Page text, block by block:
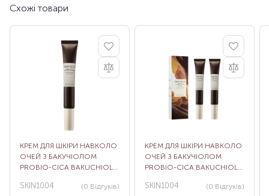
Схожі товари
КРЕМ ДЛЯ ШКІРИ НАВКОЛО
ОЧЕЙ З БАКУЧІОЛОМ
PROBIO-CICA BAKUCHIOL
SKIN1004 (0 Відгуків)
КРЕМ ДЛЯ ШКІРИ НАВКОЛО
ОЧЕЙ З БАКУЧІОЛОМ
PROBIO-CICA BAKUCHIOL
SKIN1004 (0 Відгуків)